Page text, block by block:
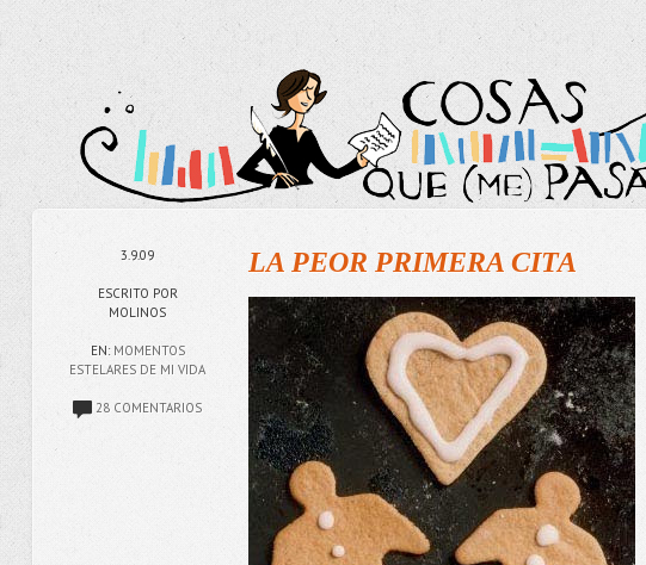
3.9.09
ESCRITO POR
MOLINOS
EN: MOMENTOS
ESTELARES DE MI VIDA
28 COMENTARIOS
LA PEOR PRIMERA CITA